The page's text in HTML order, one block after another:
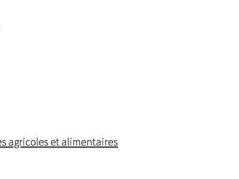
agricoles et alimentaires